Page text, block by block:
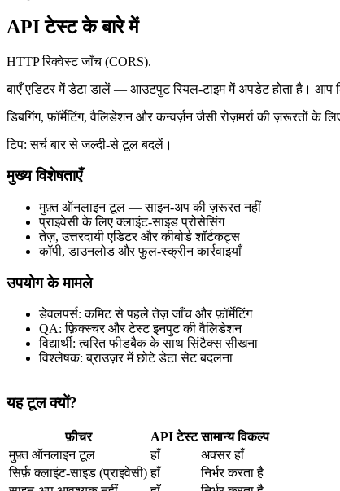
API टेस्ट के बारे में
HTTP रिक्वेस्ट जाँच (CORS).
बाएँ एडिटर में डेटा डालें — आउटपुट रियल‑टाइम में अपडेट होता है।
डिबगिंग, फ़ॉर्मेटिंग, वैलिडेशन और कन्वर्ज़न जैसी रोज़मर्रा की ज़रूरतों
टिप: सर्च बार से जल्दी‑से टूल बदलें।
मुख्य विशेषताएँ
मुफ़्त ऑनलाइन टूल — साइन‑अप की ज़रूरत नहीं
प्राइवेसी के लिए क्लाइंट‑साइड प्रोसेसिंग
तेज़, उत्तरदायी एडिटर और कीबोर्ड शॉर्टकट्स
कॉपी, डाउनलोड और फुल‑स्क्रीन कार्रवाइयाँ
उपयोग के मामले
डेवलपर्स: कमिट से पहले तेज़ जाँच और फ़ॉर्मेटिंग
QA: फ़िक्स्चर और टेस्ट इनपुट की वैलिडेशन
विद्यार्थी: त्वरित फीडबैक के साथ सिंटैक्स सीखना
विश्लेषक: ब्राउज़र में छोटे डेटा सेट बदलना
यह टूल क्यों?
फ़ीचर API टेस्ट सामान्य विकल्प
मुफ़्त ऑनलाइन टूल
हाँ
अक्सर हाँ
सिर्फ़ क्लाइंट‑साइड (प्राइवेसी) हाँ
निर्भर करता है